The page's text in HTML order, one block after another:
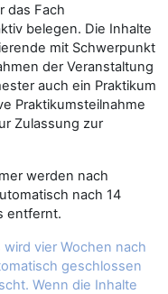
das Fach
belegen. Die Inhalte
mit Schwerpunkt
der Veranstaltung
auch ein Praktikum
Praktikumsteilnahme
Zulassung zur
werden nach
nach 14
entfernt.
vier Wochen nach
geschlossen
Wenn die Inhalte